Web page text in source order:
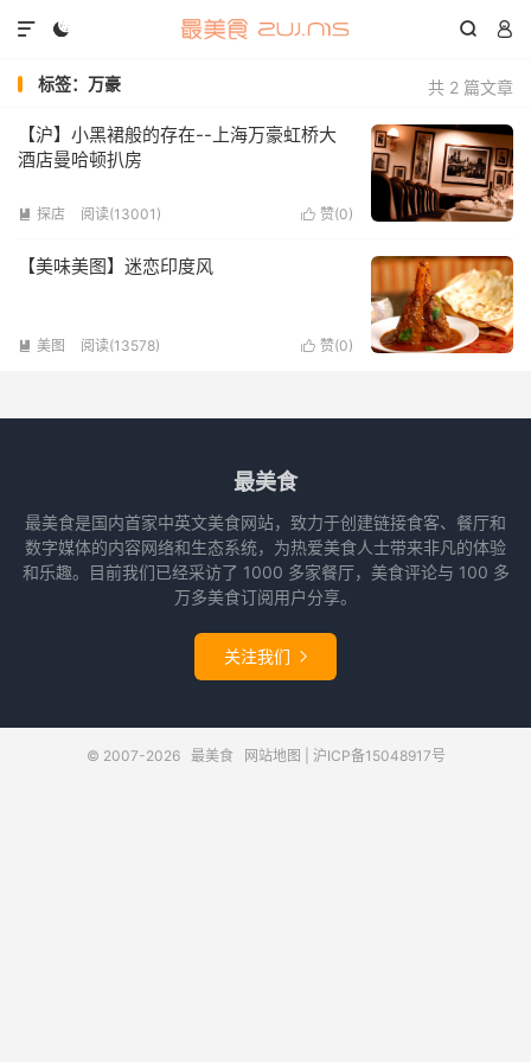
  

共 2 篇文章
标签：万豪
【沪】小黑裙般的存在--上海万豪虹桥大
酒店曼哈顿扒房
 赞(0)
 探店 阅读(13001)
【美味美图】迷恋印度风
 赞(0)
 美图 阅读(13578)
最美食
最美食是国内首家中英文美食网站，致力于创建链接食客、餐厅和
数字媒体的内容网络和生态系统，为热爱美食人士带来非凡的体验
和乐趣。目前我们已经采访了 1000 多家餐厅，美食评论与 100 多
万多美食订阅用户分享。
关注我们 
© 2007-2026 最美食 网站地图 沪ICP备15048917号